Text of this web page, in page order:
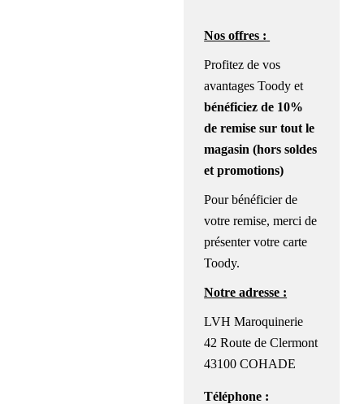
Nos offres :
Profitez de vos
avantages Toody et
bénéficiez de 10%
de remise sur tout le
magasin (hors soldes
et promotions)
Pour bénéficier de
votre remise, merci de
présenter votre carte
Toody.
Notre adresse :
LVH Maroquinerie
42 Route de Clermont
43100 COHADE
Téléphone :